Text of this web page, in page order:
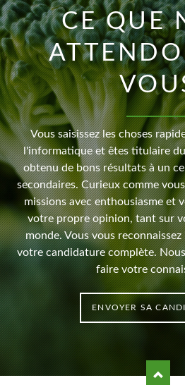
CE QUE
Vous saisissez les choses
l'informatique et êtes titulaire
obtenu de bons résultats à un
secondaires. Curieux comme
missions avec enthousiasme et
votre propre opinion, tant sur
monde. Vous vous
votre candidature complète.
faire votre
ENVOYER SA